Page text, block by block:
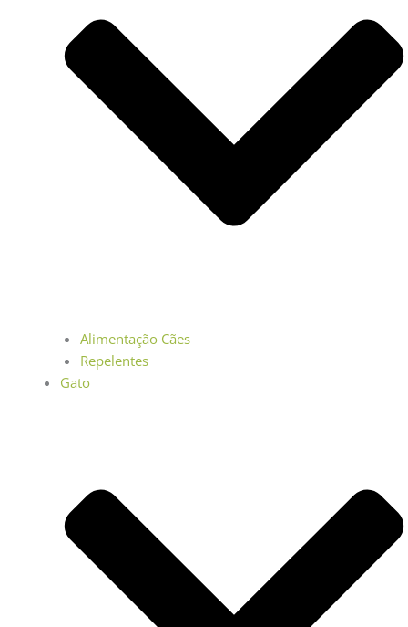
Alimentação Cães
Repelentes
Gato